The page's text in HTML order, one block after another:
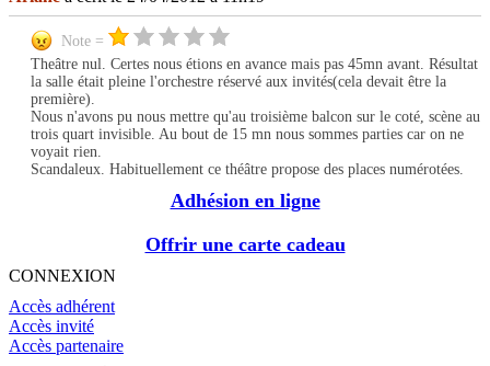
Note =
Theâtre nul. Certes nous étions en avance mais pas 45mn avant. Résultat
la salle était pleine l'orchestre réservé aux invités(cela devait être la
première).
Nous n'avons pu nous mettre qu'au troisième balcon sur le coté, scène au
trois quart invisible. Au bout de 15 mn nous sommes parties car on ne
voyait rien.
Scandaleux. Habituellement ce théâtre propose des places numérotées.
Adhésion en ligne
Offrir une carte cadeau
CONNEXION
Accès adhérent
Accès invité
Accès partenaire